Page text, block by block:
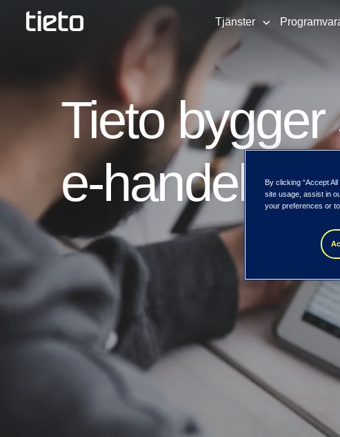
Tjänster
Tieto
e-
By clicking “Accept
site usage, assist in
your preferences or